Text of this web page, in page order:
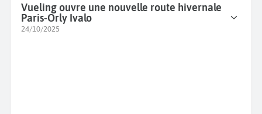
Vueling ouvre une nouvelle route hivernale
Paris-Orly Ivalo
24/10/2025